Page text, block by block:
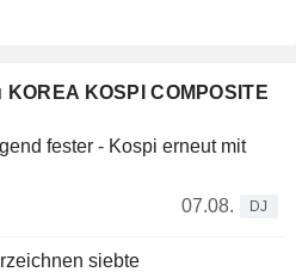
KOSPI COMPOSITE
fester - Kospi erneut mit
07.08.
DJ
siebte